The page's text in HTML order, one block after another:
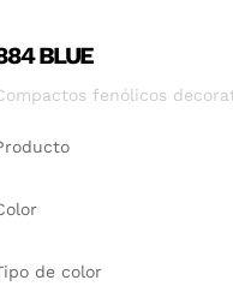
BLUE
fenólicos
de color